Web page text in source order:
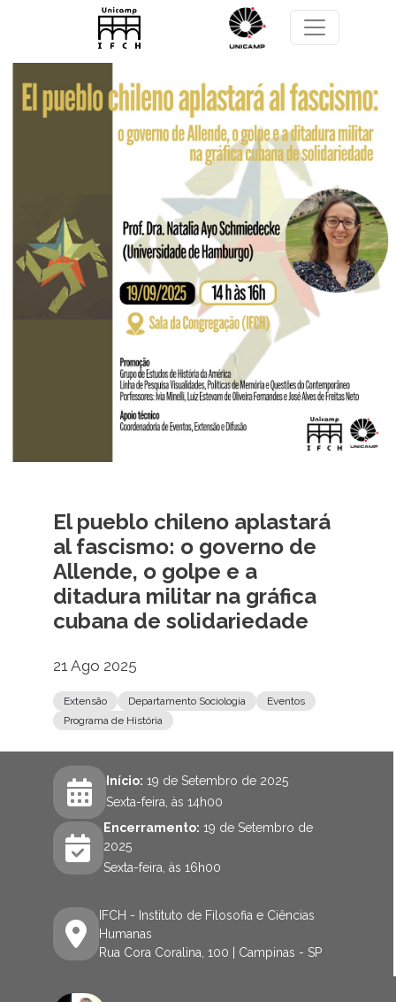
Pular para o conteúdo principal
El pueblo chileno aplastará
al fascismo: o governo de
Allende, o golpe e a
ditadura militar na gráfica
cubana de solidariedade
21 Ago 2025
Extensão Departamento Sociologia
Eventos
Programa de História
Início: 19 de Setembro de 2025
Sexta-feira, às 14h00
Encerramento: 19 de Setembro de
2025
Sexta-feira, às 16h00
IFCH - Instituto de Filosofia e Ciências
Humanas
Rua Cora Coralina, 100 | Campinas - SP